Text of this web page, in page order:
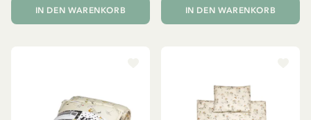
IN DEN WARENKORB IN DEN WARENKORB